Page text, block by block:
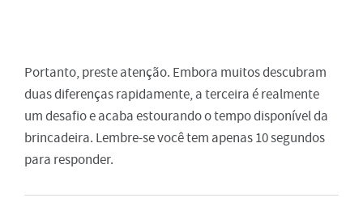
Portanto, preste atenção. Embora muitos descubram
duas diferenças rapidamente, a terceira é realmente
um desafio e acaba estourando o tempo disponível da
brincadeira. Lembre-se você tem apenas 10 segundos
para responder.